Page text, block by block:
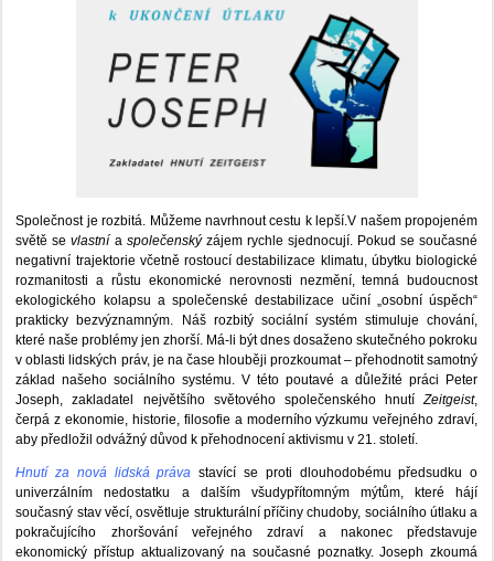
Společnost je rozbitá. Můžeme navrhnout cestu k lepší.V našem propojeném
světě sevlastní a společenskýzájem rychle sjednocují. Pokud se současné
negativní trajektorie včetně rostoucí destabilizace klimatu, úbytku biologické
rozmanitosti a růstu ekonomické nerovnosti nezmění, temná budoucnost
ekologického kolapsu a společenské destabilizace učiní „osobní úspěch“
prakticky bezvýznamným. Náš rozbitý sociální systém stimuluje chování,
které naše problémy jen zhorší. Má-li být dnes dosaženo skutečného pokroku
v oblasti lidských práv, je na čase hlouběji prozkoumat – přehodnotit samotný
základ našeho sociálního systému. V této poutavé a důležité práci Peter
Joseph, zakladatel největšího světového společenského hnutíZeitgeist,
čerpá z ekonomie, historie, filosofie a moderního výzkumu veřejného zdraví,
aby předložil odvážný důvod k přehodnocení aktivismu v 21. století.
Hnutí za nová lidská práva stavící se proti dlouhodobému předsudku o
univerzálním nedostatku a dalším všudypřítomným mýtům, které hájí
současný stav věcí, osvětluje strukturální příčiny chudoby, sociálního útlaku a
pokračujícího zhoršování veřejného zdraví a nakonec představuje
ekonomický přístup aktualizovaný na současné poznatky. Joseph zkoumá